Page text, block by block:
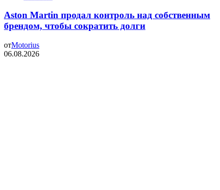
Aston Martin продал контроль над собственным
брендом, чтобы сократить долги
отMotorius
06.08.2026